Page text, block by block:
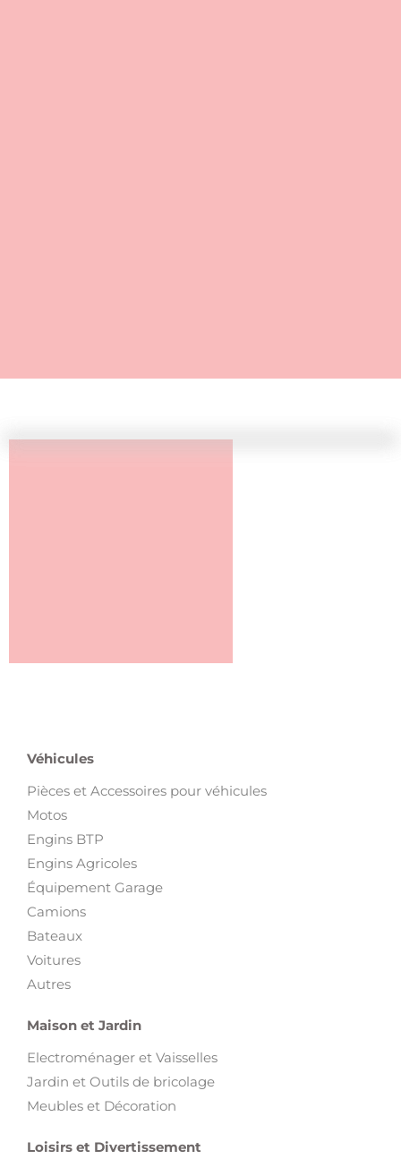
Véhicules
Pièces et Accessoires pour véhicules
Motos
Engins BTP
Engins Agricoles
Équipement Garage
Camions
Bateaux
Voitures
Autres
Maison et Jardin
Electroménager et Vaisselles
Jardin et Outils de bricolage
Meubles et Décoration
Loisirs et Divertissement